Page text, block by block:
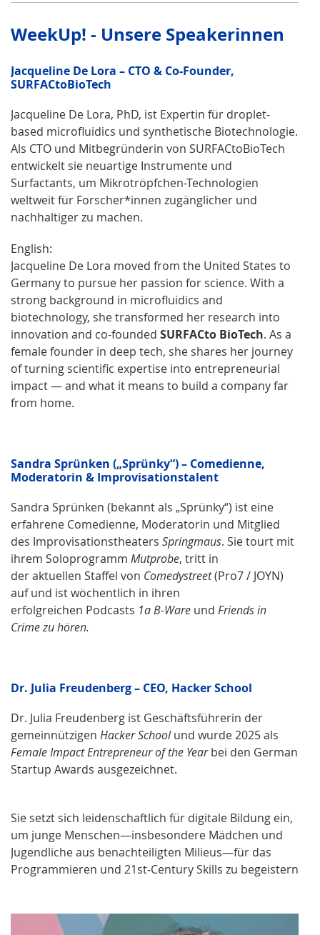
WeekUp! - Unsere Speakerinnen
Jacqueline De Lora – CTO & Co-Founder,
SURFACtoBioTech
Jacqueline De Lora, PhD, ist Expertin für droplet-
based microfluidics und synthetische Biotechnologie.
Als CTO und Mitbegründerin von SURFACtoBioTech
entwickelt sie neuartige Instrumente und
Surfactants, um Mikrotröpfchen-Technologien
weltweit für Forscher*innen zugänglicher und
nachhaltiger zu machen.
English:
Jacqueline De Lora moved from the United States to
Germany to pursue her passion for science. With a
strong background in microfluidics and
biotechnology, she transformed her research into
innovation and co-founded SURFACto BioTech. As a
female founder in deep tech, she shares her journey
of turning scientific expertise into entrepreneurial
impact — and what it means to build a company far
from home.
Sandra Sprünken („Sprünky“) – Comedienne,
Moderatorin & Improvisationstalent
Sandra Sprünken (bekannt als „Sprünky“) ist eine
erfahrene Comedienne, Moderatorin und Mitglied
des Improvisationstheaters Springmaus. Sie tourt mit
ihrem Soloprogramm Mutprobe, tritt in
der aktuellen Staffel von Comedystreet(Pro7 / JOYN)
auf und ist wöchentlich in ihren
erfolgreichen Podcasts 1a B-Ware und Friends in
Crime zu hören.
Dr. Julia Freudenberg – CEO, Hacker School
Dr. Julia Freudenberg ist Geschäftsführerin der
gemeinnützigen Hacker Schoolund wurde 2025 als
Female Impact Entrepreneur of the Yearbei den German
Startup Awards ausgezeichnet.
Sie setzt sich leidenschaftlich für digitale Bildung ein,
um junge Menschen—insbesondere Mädchen und
Jugendliche aus benachteiligten Milieus—für das
Programmieren und 21st-Century Skills zu begeistern